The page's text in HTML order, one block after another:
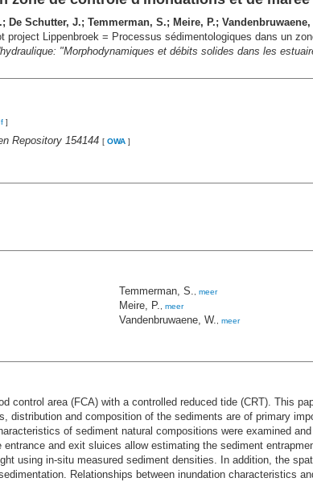
De Schutter, J.; Temmerman, S.; Meire, P.;
project Lippenbroek = Processus sédimentologiques dans un
"Morphodynamiques et débits solides dans les
]
Repository 154144 [ OWA ]
Temmerman, S., meer
Meire, P., meer
Vandenbruwaene, W., meer
control area (FCA) with a controlled reduced tide (CRT). This
distribution and composition of the sediments are of primary
of sediment natural compositions were examined
and exit sluices allow estimating the sediment
using in-situ measured sediment densities. In addition, the
Relationships between inundation characteristics